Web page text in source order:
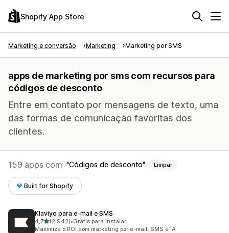
Shopify App Store
Marketing e conversão Marketing Marketing por SMS
apps de marketing por sms com recursos para
códigos de desconto
Entre em contato por mensagens de texto, uma
das formas de comunicação favoritas dos
clientes.
159 apps com Códigos de desconto Limpar
Built for Shopify
Klaviyo para e‑mail e SMS
4,7de 5 estrelas
(2.942)
2942 avaliações ao todo
•Grátis para instalar
Maximize o ROI com marketing por e-mail, SMS e IA